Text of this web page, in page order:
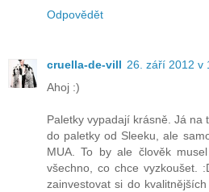
Odpovědět
cruella-de-vill 26. září 2012 v
Ahoj :)
Paletky vypadají krásně. Já
do paletky od Sleeku, ale
MUA. To by ale člověk
všechno, co chce vyzkoušet.
zainvestovat si do